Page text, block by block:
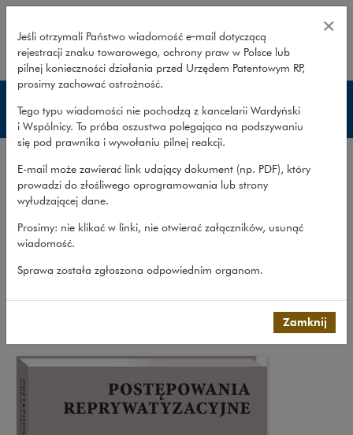
Publikacje – reprywatyzacja –
Reprywatyzacja
Doświadczenie
Zespół
Reprywatyzacja > Publikacje
Jeśli otrzymali Państwo wiadomość e‑mail dotyczącą
rejestracji znaku towarowego, ochrony praw w Polsce lub
pilnej konieczności działania przed Urzędem Patentowym RP,
prosimy zachować ostrożność.
Tego typu wiadomości nie pochodzą z kancelarii Wardyński
i Wspólnicy. To próba oszustwa polegająca na podszywaniu
się pod prawnika i wywołaniu pilnej reakcji.
E-mail może zawierać link udający dokument (np. PDF), który
prowadzi do złośliwego oprogramowania lub strony
wyłudzającej dane.
Prosimy: nie klikać w linki, nie otwierać załączników, usunąć
wiadomość.
Sprawa została zgłoszona odpowiednim organom.
×
Zamknij